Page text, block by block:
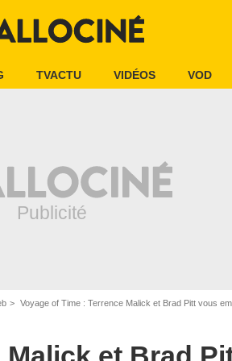
TVACTU VIDÉOS VOD
Voyage of Time : Terrence Malick et Brad Pitt vous